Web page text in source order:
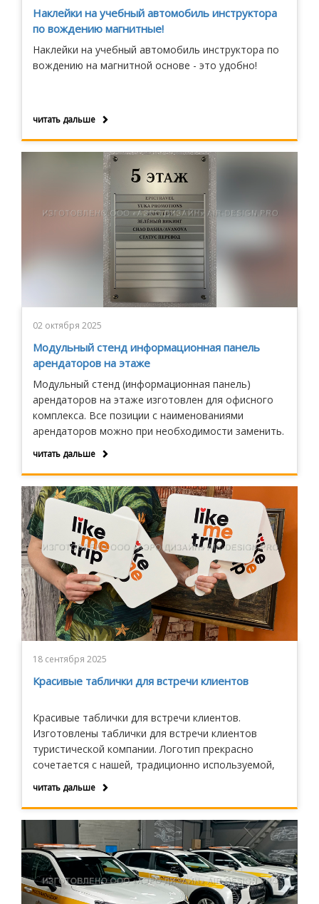
Наклейки на учебный автомобиль инструктора
по вождению магнитные!
Наклейки на учебный автомобиль инструктора по
вождению на магнитной основе - это удобно!
читать дальше
02 октября 2025
Модульный стенд информационная панель
арендаторов на этаже
Модульный стенд (информационная панель)
арендаторов на этаже изготовлен для офисного
комплекса. Все позиции с наименованиями
арендаторов можно при необходимости заменить.
читать дальше
18 сентября 2025
Красивые таблички для встречи клиентов
Красивые таблички для встречи клиентов.
Изготовлены таблички для встречи клиентов
туристической компании. Логотип прекрасно
сочетается с нашей, традиционно используемой,
читать дальше